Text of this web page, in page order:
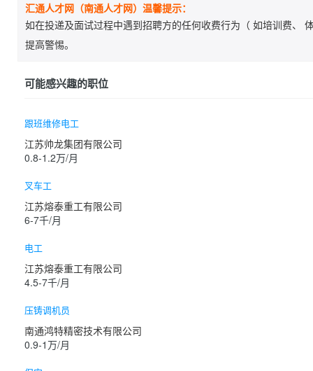
汇通人才网（南通人才网）温馨提示：
如在投递及面试过程中遇到招聘方的任何收费行为（ 如培训费、
提高警惕。
可能感兴趣的职位
跟班维修电工
江苏帅龙集团有限公司
0.8-1.2万/月
叉车工
江苏熔泰重工有限公司
6-7千/月
电工
江苏熔泰重工有限公司
4.5-7千/月
压铸调机员
南通鸿特精密技术有限公司
0.9-1万/月